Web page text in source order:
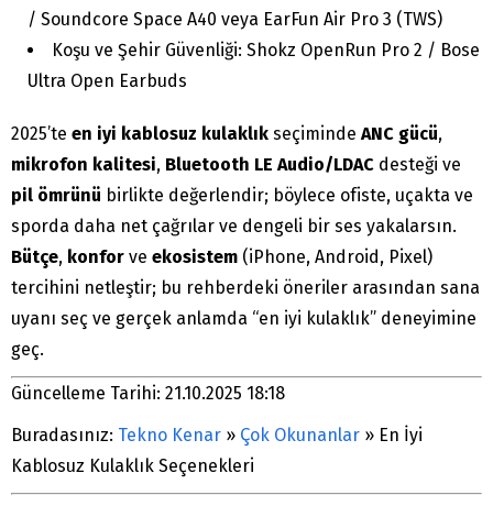
/ Soundcore Space A40 veya EarFun Air Pro 3 (TWS)
Koşu ve Şehir Güvenliği: Shokz OpenRun Pro 2 / Bose
Ultra Open Earbuds
2025’te en iyi kablosuz kulaklık seçiminde ANC gücü,
mikrofon kalitesi, Bluetooth LE Audio/LDAC desteği ve
pil ömrünü birlikte değerlendir; böylece ofiste, uçakta ve
sporda daha net çağrılar ve dengeli bir ses yakalarsın.
Bütçe, konfor ve ekosistem (iPhone, Android, Pixel)
tercihini netleştir; bu rehberdeki öneriler arasından sana
uyanı seç ve gerçek anlamda “en iyi kulaklık” deneyimine
geç.
Güncelleme Tarihi: 21.10.2025 18:18
Buradasınız: Tekno Kenar » Çok Okunanlar » En İyi
Kablosuz Kulaklık Seçenekleri